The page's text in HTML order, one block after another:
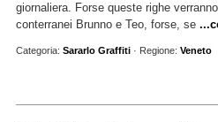
giornaliera. Forse queste righe
conterranei Brunno e Teo, forse, se
Categoria:Sararlo Graffiti · Regione:Veneto